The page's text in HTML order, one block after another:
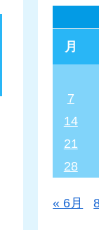
月
7
14
21
28
« 6月